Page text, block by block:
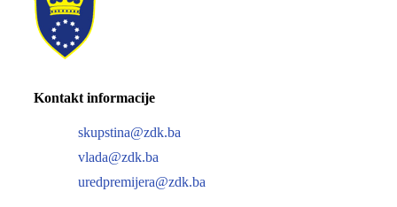
Kontakt informacije
skupstina@zdk.ba
vlada@zdk.ba
uredpremijera@zdk.ba